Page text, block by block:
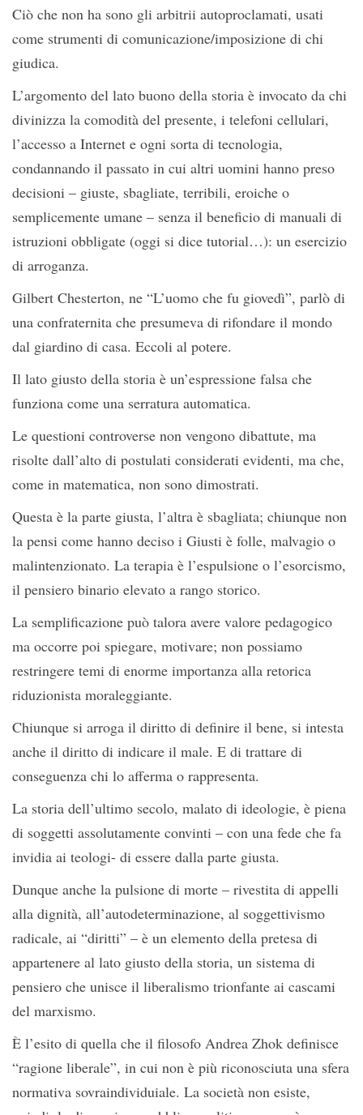
Ciò che non ha sono gli arbitrii autoproclamati, usati
come strumenti di comunicazione/imposizione di chi
giudica.
L’argomento del lato buono della storia è invocato da chi
divinizza la comodità del presente, i telefoni cellulari,
l’accesso a Internet e ogni sorta di tecnologia,
condannando il passato in cui altri uomini hanno preso
decisioni – giuste, sbagliate, terribili, eroiche o
semplicemente umane – senza il beneficio di manuali di
istruzioni obbligate (oggi si dice tutorial…): un esercizio
di arroganza.
Gilbert Chesterton, ne “L’uomo che fu giovedì”, parlò di
una confraternita che presumeva di rifondare il mondo
dal giardino di casa. Eccoli al potere.
Il lato giusto della storia è un’espressione falsa che
funziona come una serratura automatica.
Le questioni controverse non vengono dibattute, ma
risolte dall’alto di postulati considerati evidenti, ma che,
come in matematica, non sono dimostrati.
Questa è la parte giusta, l’altra è sbagliata; chiunque non
la pensi come hanno deciso i Giusti è folle, malvagio o
malintenzionato. La terapia è l’espulsione o l’esorcismo,
il pensiero binario elevato a rango storico.
La semplificazione può talora avere valore pedagogico
ma occorre poi spiegare, motivare; non possiamo
restringere temi di enorme importanza alla retorica
riduzionista moraleggiante.
Chiunque si arroga il diritto di definire il bene, si intesta
anche il diritto di indicare il male. E di trattare di
conseguenza chi lo afferma o rappresenta.
La storia dell’ultimo secolo, malato di ideologie, è piena
di soggetti assolutamente convinti – con una fede che fa
invidia ai teologi- di essere dalla parte giusta.
Dunque anche la pulsione di morte – rivestita di appelli
alla dignità, all’autodeterminazione, al soggettivismo
radicale, ai “diritti” – è un elemento della pretesa di
appartenere al lato giusto della storia, un sistema di
pensiero che unisce il liberalismo trionfante ai cascami
del marxismo.
È l’esito di quella che il filosofo Andrea Zhok definisce
“ragione liberale”, in cui non è più riconosciuta una sfera
normativa sovraindividuiale. La società non esiste,